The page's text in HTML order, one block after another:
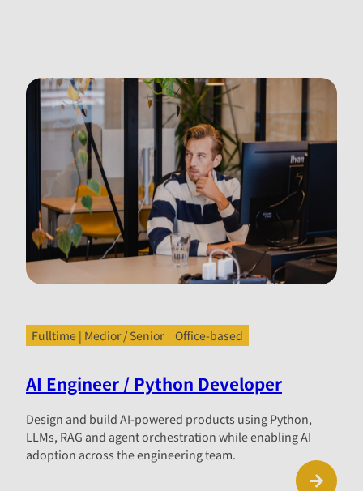
Fulltime | Medior / Senior Office-based
AI Engineer / Python Developer
Design and build AI-powered products using Python,
LLMs, RAG and agent orchestration while enabling AI
adoption across the engineering team.